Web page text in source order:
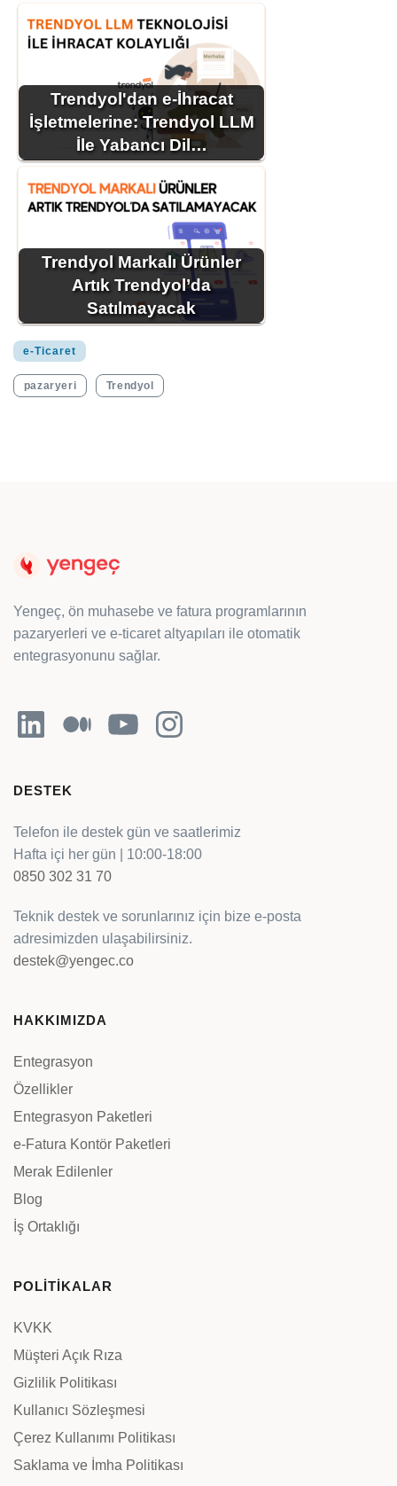
Trendyol'dan e-İhracat
İşletmelerine: Trendyol LLM
İle Yabancı Dil…
Trendyol Markalı Ürünler
Artık Trendyol’da
Satılmayacak
e-Ticaret
pazaryeri Trendyol
Yengeç, ön muhasebe ve fatura programlarının
pazaryerleri ve e-ticaret altyapıları ile otomatik
entegrasyonunu sağlar.
LinkedInOrta YouTubeInstagram
DESTEK
Telefon ile destek gün ve saatlerimiz
Hafta içi her gün | 10:00-18:00
0850 302 31 70
Teknik destek ve sorunlarınız için bize e-posta
adresimizden ulaşabilirsiniz.
destek@yengec.co
HAKKIMIZDA
Entegrasyon
Özellikler
Entegrasyon Paketleri
e-Fatura Kontör Paketleri
Merak Edilenler
Blog
İş Ortaklığı
POLİTİKALAR
KVKK
Müşteri Açık Rıza
Gizlilik Politikası
Kullanıcı Sözleşmesi
Çerez Kullanımı Politikası
Saklama ve İmha Politikası